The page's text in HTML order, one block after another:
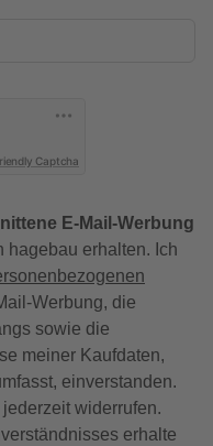
Captcha
E-Mail-Werbung
hagebau erhalten. Ich
Werbung, die
sowie die
meiner Kaufdaten,
einverstanden.
widerrufen.
erhalte